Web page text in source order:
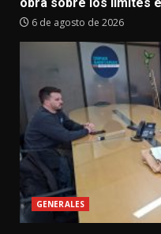
6 de agosto de 2026
GENERALES